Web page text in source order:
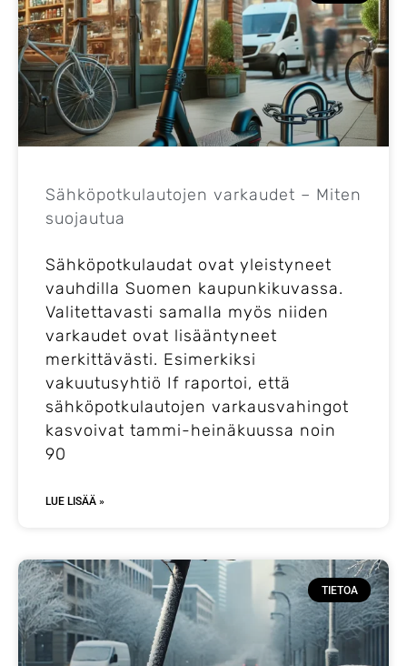
Sähköpotkulautojen varkaudet – Miten
suojautua
Sähköpotkulaudat ovat yleistyneet
vauhdilla Suomen kaupunkikuvassa.
Valitettavasti samalla myös niiden
varkaudet ovat lisääntyneet
merkittävästi. Esimerkiksi
vakuutusyhtiö If raportoi, että
sähköpotkulautojen varkausvahingot
kasvoivat tammi-heinäkuussa noin
90
LUE LISÄÄ »
TIETOA